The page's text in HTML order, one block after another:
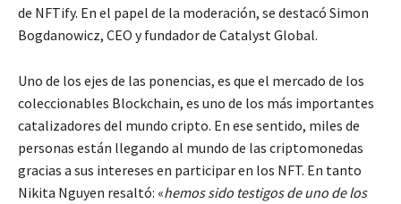
de NFTify. En el papel de la moderación, se destacó Simon
Bogdanowicz, CEO y fundador de Catalyst Global.
Uno de los ejes de las ponencias, es que el mercado de los
coleccionables Blockchain, es uno de los más importantes
catalizadores del mundo cripto. En ese sentido, miles de
personas están llegando al mundo de las criptomonedas
gracias a sus intereses en participar en los NFT. En tanto
Nikita Nguyen resaltó: «hemos sido testigos de uno de los